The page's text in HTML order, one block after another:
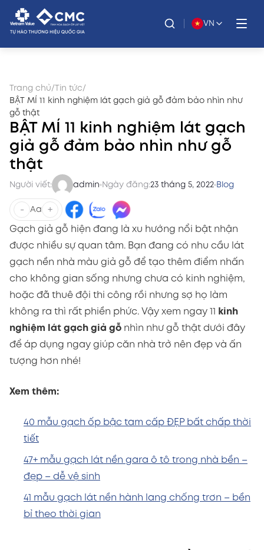
VN
Trang chủ/ Tin tức/
BẬT MÍ 11 kinh nghiệm lát gạch giả gỗ đảm bảo nhìn như
gỗ thật
BẬT MÍ 11 kinh nghiệm lát gạch
giả gỗ đảm bảo nhìn như gỗ
thật
Người viết: admin Ngày đăng:23 tháng 5, 2022 Blog
- Aa +
Gạch giả gỗ hiện đang là xu hướng nổi bật nhận
được nhiều sự quan tâm. Bạn đang có nhu cầu lát
gạch nền nhà màu giả gỗ để tạo thêm điểm nhấn
cho không gian sống nhưng chưa có kinh nghiệm,
hoặc đã thuê đội thi công rồi nhưng sợ họ làm
không ra thì rất phiền phức. Vậy xem ngay 11
kinh
nghiệm lát gạch giả gỗ nhìn như gỗ thật dưới đây
để áp dụng ngay giúp căn nhà trở nên đẹp và ấn
tượng hơn nhé!
Xem thêm:
40 mẫu gạch ốp bậc tam cấp ĐẸP bất chấp thời
tiết
47+ mẫu gạch lát nền gara ô tô trong nhà bền –
đẹp – dễ vệ sinh
41 mẫu gạch lát nền hành lang chống trơn – bền
bỉ theo thời gian